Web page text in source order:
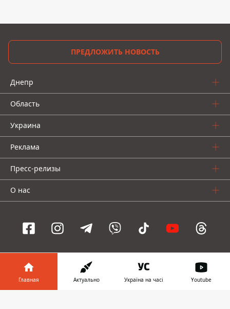
ПРЕДЛОЖИТЬ НОВОСТЬ
Днепр
Область
Украина
Реклама
Пресс-релизы
О нас
Информатор проекты
Информатор
Информатор
Информатор
Главная Актуально Україна на часі Youtube